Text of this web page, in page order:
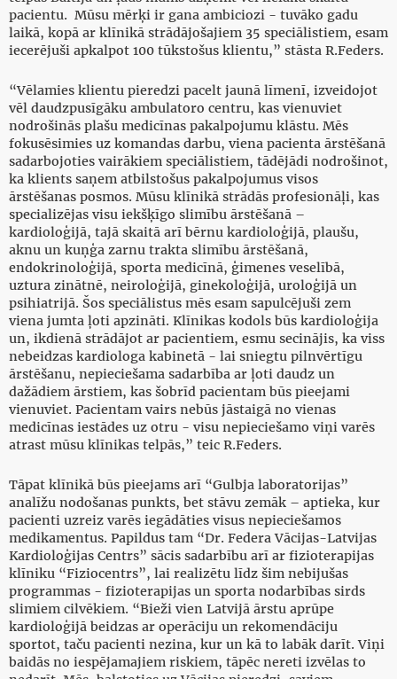
pacientu. Mūsu mērķi ir gana ambiciozi - tuvāko gadu
laikā, kopā ar klīnikā strādājošajiem 35 speciālistiem, esam
iecerējuši apkalpot 100 tūkstošus klientu,” stāsta R.Feders.
“Vēlamies klientu pieredzi pacelt jaunā līmenī, izveidojot
vēl daudzpusīgāku ambulatoro centru, kas vienuviet
nodrošinās plašu medicīnas pakalpojumu klāstu. Mēs
fokusēsimies uz komandas darbu, viena pacienta ārstēšanā
sadarbojoties vairākiem speciālistiem, tādējādi nodrošinot,
ka klients saņem atbilstošus pakalpojumus visos
ārstēšanas posmos. Mūsu klīnikā strādās profesionāļi, kas
specializējas visu iekšķīgo slimību ārstēšanā –
kardioloģijā, tajā skaitā arī bērnu kardioloģijā, plaušu,
aknu un kuņģa zarnu trakta slimību ārstēšanā,
endokrinoloģijā, sporta medicīnā, ģimenes veselībā,
uztura zinātnē, neiroloģijā, ginekoloģijā, uroloģijā un
psihiatrijā. Šos speciālistus mēs esam sapulcējuši zem
viena jumta ļoti apzināti. Klīnikas kodols būs kardioloģija
un, ikdienā strādājot ar pacientiem, esmu secinājis, ka viss
nebeidzas kardiologa kabinetā - lai sniegtu pilnvērtīgu
ārstēšanu, nepieciešama sadarbība ar ļoti daudz un
dažādiem ārstiem, kas šobrīd pacientam būs pieejami
vienuviet. Pacientam vairs nebūs jāstaigā no vienas
medicīnas iestādes uz otru - visu nepieciešamo viņi varēs
atrast mūsu klīnikas telpās,” teic R.Feders.
Tāpat klīnikā būs pieejams arī “Gulbja laboratorijas”
analīžu nodošanas punkts, bet stāvu zemāk – aptieka, kur
pacienti uzreiz varēs iegādāties visus nepieciešamos
medikamentus. Papildus tam “Dr. Federa Vācijas-Latvijas
Kardioloģijas Centrs” sācis sadarbību arī ar fizioterapijas
klīniku “Fiziocentrs”, lai realizētu līdz šim nebijušas
programmas - fizioterapijas un sporta nodarbības sirds
slimiem cilvēkiem. “Bieži vien Latvijā ārstu aprūpe
kardioloģijā beidzas ar operāciju un rekomendāciju
sportot, taču pacienti nezina, kur un kā to labāk darīt. Viņi
baidās no iespējamajiem riskiem, tāpēc nereti izvēlas to